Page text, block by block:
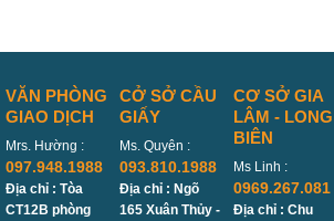
VĂN PHÒNG
GIAO DỊCH
Mrs. Hường :
097.948.1988
Địa chỉ : Tòa
CT12B phòng
CỞ SỞ CẦU
GIẤY
Ms. Quyên :
093.810.1988
Địa chỉ : Ngõ
165 Xuân Thủy -
CƠ SỞ GIA
LÂM - LONG
BIÊN
Ms Linh :
0969.267.081
Địa chỉ : Chu